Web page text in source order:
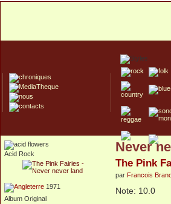
Acid Rock
1971
Album Original
Never
The Pink
par Francois
Note: 10.0